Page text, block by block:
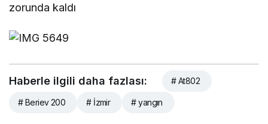
zorunda kaldı
Haberle ilgili daha fazlası: # At802
# Beriev 200 # İzmir # yangın